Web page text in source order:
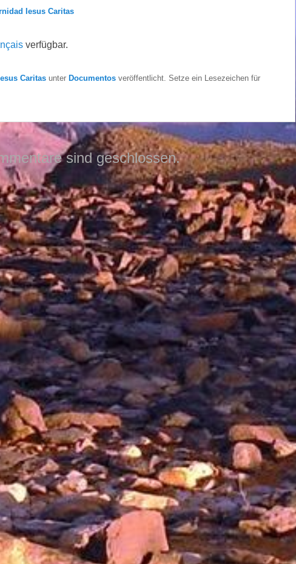
Iesus Caritas
verfügbar.
Caritas unter Documentos veröffentlicht. Setze ein Lesezeichen für
sind geschlossen.